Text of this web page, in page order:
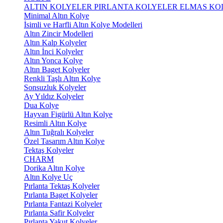
ALTIN KOLYELER PIRLANTA KOLYELER ELMAS
Minimal Altın Kolye
İsimli ve Harfli Altın Kolye Modelleri
Altın Zincir Modelleri
Altın Kalp Kolyeler
Altın İnci Kolyeler
Altın Yonca Kolye
Altın Baget Kolyeler
Renkli Taşlı Altın Kolye
Sonsuzluk Kolyeler
Ay Yıldız Kolyeler
Dua Kolye
Hayvan Figürlü Altın Kolye
Resimli Altın Kolye
Altın Tuğralı Kolyeler
Özel Tasarım Altın Kolye
Tektaş Kolyeler
CHARM
Dorika Altın Kolye
Altın Kolye Uç
Pırlanta Tektaş Kolyeler
Pırlanta Baget Kolyeler
Pırlanta Fantazi Kolyeler
Pırlanta Safir Kolyeler